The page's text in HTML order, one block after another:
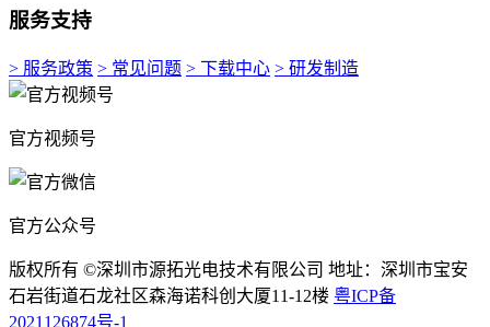
服务支持
> 服务政策 > 常见问题 > 下载中心 > 研发制造
官方视频号
官方公众号
版权所有 ©深圳市源拓光电技术有限公司 地址：深圳市宝安
石岩街道石龙社区森海诺科创大厦11-12楼 粤ICP备
2021126874号-1